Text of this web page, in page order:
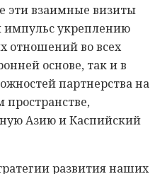
эти взаимные визиты
укреплению
отношений во всех
основе, так и в
партнерства на
пространстве,
Азию и Каспийский
развития наших